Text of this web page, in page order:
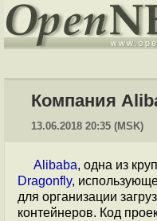
Компания
13.06.2018 20:35 (MSK)
Alibaba, одна из
Dragonfly,
для организации
контейнеров. Код